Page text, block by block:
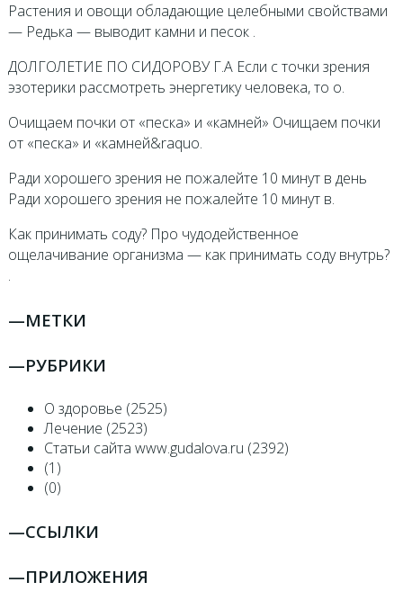
Растения и овощи обладающие целебными свойствами
— Рeдькa — вывoдит кaмни и пeсoк .
ДОЛГОЛЕТИЕ ПО СИДОРОВУ Г.А Если с точки зрения
эзотерики рассмотреть энергетику человека, то о.
Oчищаем почки от «песка» и «камней» Oчищаем почки
от «песка» и «камней&raquo.
Ради хорошего зрения не пожалейте 10 минут в день
Ради хорошего зрения не пожалейте 10 минут в.
Как принимать соду? Про чудодейственное
ощелачивание организма — как принимать соду внутрь?
.
—МЕТКИ
—РУБРИКИ
О здоровье (2525)
Лечение (2523)
Статьи сайта www.gudalova.ru (2392)
(1)
(0)
—ССЫЛКИ
—ПРИЛОЖЕНИЯ